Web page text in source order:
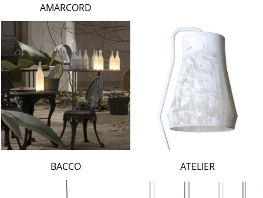
AMARCORD
ATELIER
BACCO